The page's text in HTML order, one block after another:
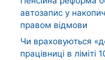
автозапис у
правом відмови
Чи враховуються
працівниці в ліміті